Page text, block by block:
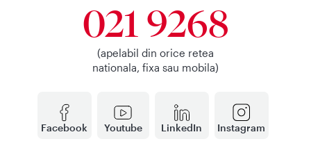
Facebook Youtube LinkedIn Instagram
021 9268
(apelabil din orice retea
nationala, fixa sau mobila)